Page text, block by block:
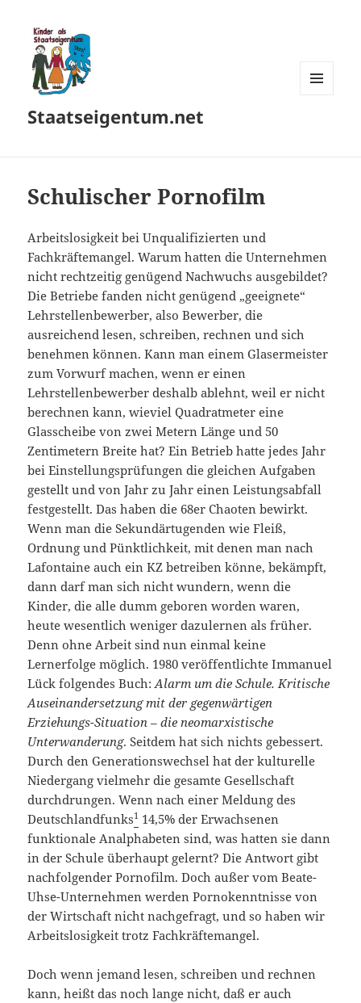
Staatseigentum.net
Schulischer Pornofilm
Arbeitslosigkeit bei Unqualifizierten und
Fachkräftemangel. Warum hatten die Unternehmen
nicht rechtzeitig genügend Nachwuchs ausgebildet?
Die Betriebe fanden nicht genügend „geeignete“
Lehrstellenbewerber, also Bewerber, die
ausreichend lesen, schreiben, rechnen und sich
benehmen können. Kann man einem Glasermeister
zum Vorwurf machen, wenn er einen
Lehrstellenbewerber deshalb ablehnt, weil er nicht
berechnen kann, wieviel Quadratmeter eine
Glasscheibe von zwei Metern Länge und 50
Zentimetern Breite hat? Ein Betrieb hatte jedes Jahr
bei Einstellungsprüfungen die gleichen Aufgaben
gestellt und von Jahr zu Jahr einen Leistungsabfall
festgestellt. Das haben die 68er Chaoten bewirkt.
Wenn man die Sekundärtugenden wie Fleiß,
Ordnung und Pünktlichkeit, mit denen man nach
Lafontaine auch ein KZ betreiben könne, bekämpft,
dann darf man sich nicht wundern, wenn die
Kinder, die alle dumm geboren worden waren,
heute wesentlich weniger dazulernen als früher.
Denn ohne Arbeit sind nun einmal keine
Lernerfolge möglich. 1980 veröffentlichte Immanuel
Lück folgendes Buch:Alarm um die Schule. Kritische
Auseinandersetzung mit der gegenwärtigen
Erziehungs-Situation – die neomarxistische
Unterwanderung. Seitdem hat sich nichts gebessert.
Durch den Generationswechsel hat der kulturelle
Niedergang vielmehr die gesamte Gesellschaft
durchdrungen. Wenn nach einer Meldung des
Deutschlandfunks1 14,5% der Erwachsenen
funktionale Analphabeten sind, was hatten sie dann
in der Schule überhaupt gelernt? Die Antwort gibt
nachfolgender Pornofilm. Doch außer vom Beate-
Uhse-Unternehmen werden Pornokenntnisse von
der Wirtschaft nicht nachgefragt, und so haben wir
Arbeitslosigkeit trotz Fachkräftemangel.
Doch wenn jemand lesen, schreiben und rechnen
kann, heißt das noch lange nicht, daß er auch